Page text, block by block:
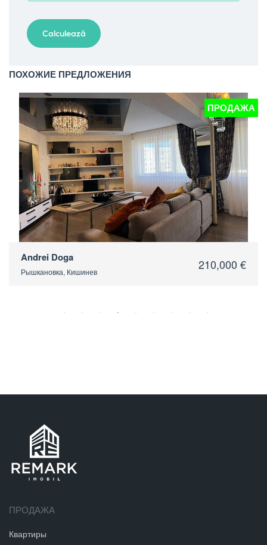
ПОХОЖИЕ ПРЕДЛОЖЕНИЯ
ПРОДАЖА
Andrei Doga
Рышкановка, Кишинев 210,000 €
ПРОДАЖА
Квартиры